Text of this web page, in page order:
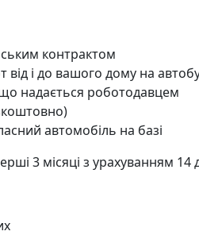
контрактом
і до вашого дому на
надається роботодавцем
автомобіль на базі
3 місяці з урахуванням 14